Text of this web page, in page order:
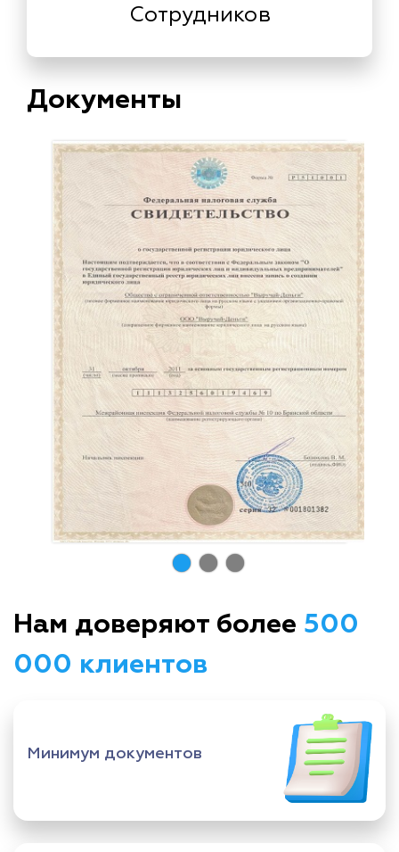
Сотрудников
Документы
Нам доверяют более 500
000 клиентов
Минимум документов